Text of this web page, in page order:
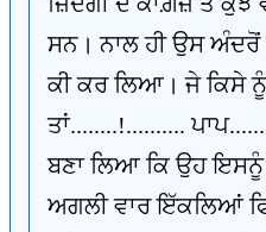
ਸਨ। ਨਾਲ ਹੀ ਉਸ
ਕੀ ਕਰ ਲਿਆ। ਜੇ ਕਿਸੇ
ਤਾਂ........!..........
ਬਣਾ ਲਿਆ ਕਿ ਉਹ ਇਸਨੂੰ
ਅਗਲੀ ਵਾਰ ਇੱਕਲਿਆਂ